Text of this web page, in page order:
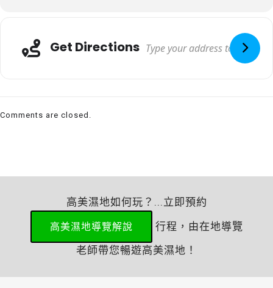
Get Directions
Comments are closed.
高美濕地如何玩？...立即預約
高美濕地導覽解說
行程，由在地導覽
老師帶您暢遊高美濕地！